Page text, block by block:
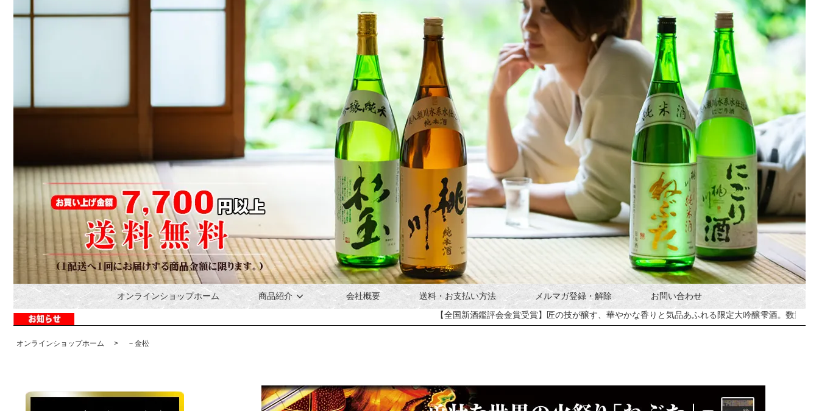
オンラインショップホーム 商品紹介 会社概要 送料・お支払い方法 メルマガ登録・解除
お問い合わせ
【全国新酒鑑評会金賞受賞】匠の技が醸す、華やかな香りと気品あふれる限定大吟醸雫酒。数量限定にて販売開始
オンラインショップホーム > －金松